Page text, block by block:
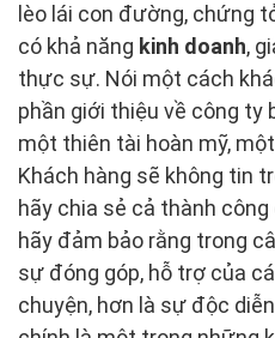
lèo lái con đường, chứng
có khả năng kinh doanh,
thực sự. Nói một cách
phần giới thiệu về công ty
một thiên tài hoàn mỹ,
Khách hàng sẽ không tin
hãy chia sẻ cả thành
hãy đảm bảo rằng trong
sự đóng góp, hỗ trợ của
chuyện, hơn là sự độc